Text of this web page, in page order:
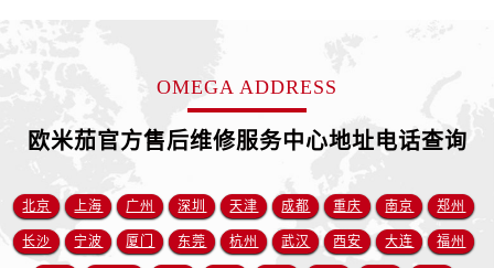
江苏省南京市秦淮区中山南路1号南京中心22层22-C1-C3室欧米茄售后服务中心（需提前预约）
江苏省徐州市鼓楼区淮海东路29号苏宁广场IFC国际金融中心35层3508室欧米茄售后服务中心（需提前预约）
江苏省盐城市盐都区世纪大道5号盐城金融城写字楼1号楼16层1604室欧米茄售后服务中心（需提前预约）
OMEGA ADDRESS
欧米茄官方售后维修服务中心地址电话查询
北京 上海 广州 深圳 天津 成都 重庆 南京 郑州
长沙 宁波 厦门 东莞 杭州 武汉 西安 大连 福州